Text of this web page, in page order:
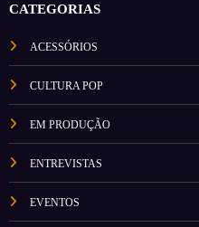
CATEGORIAS
ACESSÓRIOS
CULTURA POP
EM PRODUÇÃO
ENTREVISTAS
EVENTOS